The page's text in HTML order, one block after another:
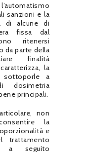
sanzioni e la
di alcune di
fissa dal
ritenersi
da parte della
finalità
la
a
dosimetria
principali.
non
la
e
trattamento
a seguito